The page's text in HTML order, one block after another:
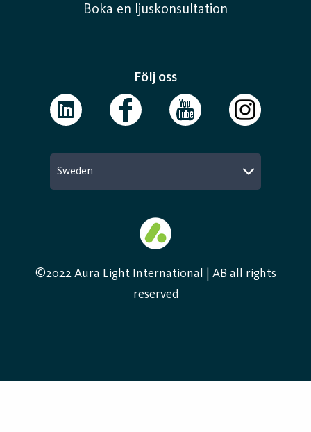
Boka en ljuskonsultation
Följ oss
Sweden
©2022 Aura Light International | AB all rights
reserved